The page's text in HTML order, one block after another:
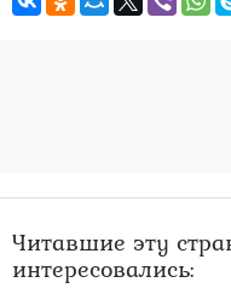
Читавшие эту
интересовались: